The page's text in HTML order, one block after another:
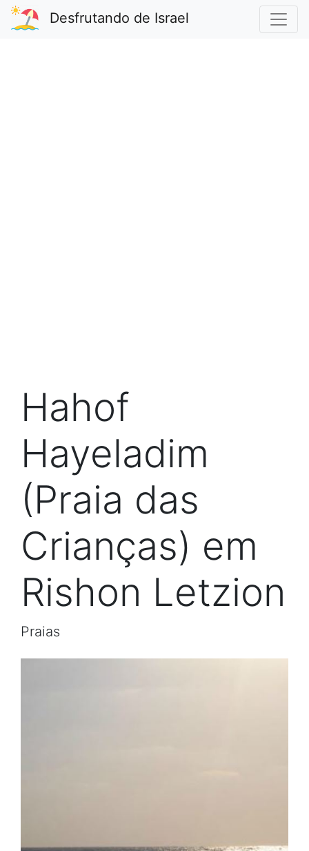
Desfrutando de Israel
Hahof
Hayeladim
(Praia das
Crianças) em
Rishon Letzion
Praias